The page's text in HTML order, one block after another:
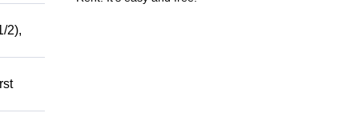
2),